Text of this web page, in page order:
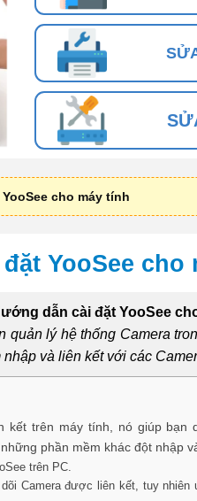
cho máy tính
YooSee cho
dẫn cài đặt YooSee
quản lý hệ thống Camera
và liên kết với các
kết trên máy tính, nó giúp bạn
phần mềm khác đột nhập
trên PC.
Camera được liên kết, tuy